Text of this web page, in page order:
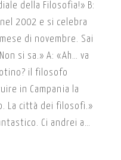
della Filosofia!» B:
nel 2002 e si celebra
di novembre. Sai
si sa.» A: «Ah… va
il filosofo
in Campania la
La città dei filosofi.»
Ci andrei a…